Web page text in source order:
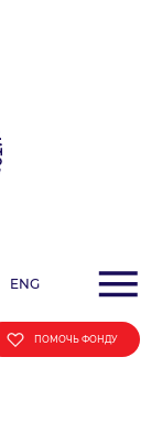
ENG
ПОМОЧЬ ФОНДУ